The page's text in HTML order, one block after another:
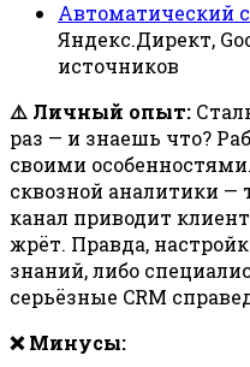
Автоматический
Яндекс.Директ,
источников
⚠️ Личный опыт:
раз — и знаешь что?
своими
сквозной аналитики —
канал приводит
жрёт. Правда,
знаний, либо
серьёзные CRM
❌ Минусы: